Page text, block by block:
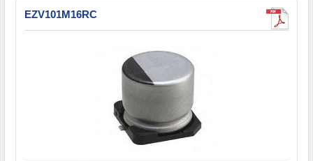
EZV101M16RC